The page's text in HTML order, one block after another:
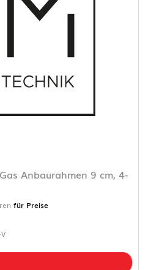
Anbaurahmen 9 cm, 4-
für Preise